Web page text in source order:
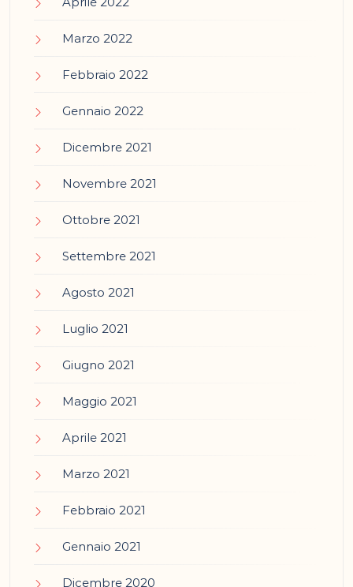
Marzo 2022
Febbraio 2022
Gennaio 2022
Dicembre 2021
Novembre 2021
Ottobre 2021
Settembre 2021
Agosto 2021
Luglio 2021
Giugno 2021
Maggio 2021
Aprile 2021
Marzo 2021
Febbraio 2021
Gennaio 2021
Dicembre 2020